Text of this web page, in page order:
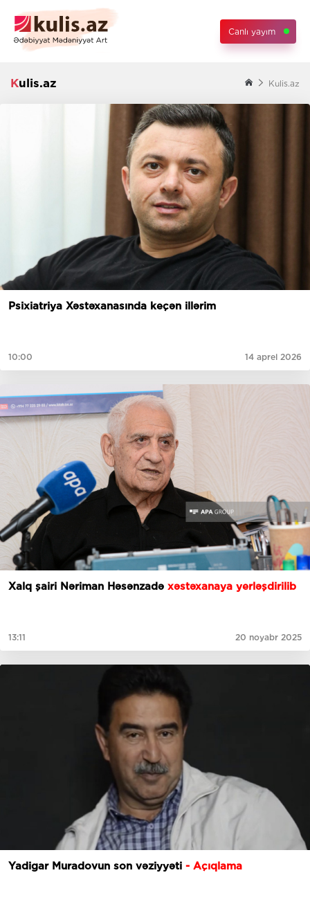
Canlı yayım
Kulis.az Kulis.az
Psixiatriya Xəstəxanasında keçən illərim
10:00 14 aprel 2026
Xalq şairi Nəriman Həsənzadə xəstəxanaya yerləşdirilib
13:11 20 noyabr 2025
Yadigar Muradovun son vəziyyəti - Açıqlama